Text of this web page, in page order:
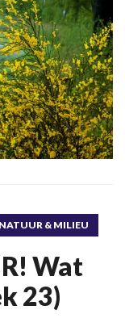
NATUUR & MILIEU
Wat
23)